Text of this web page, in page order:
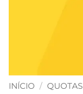
INÍCIO / QUOTAS